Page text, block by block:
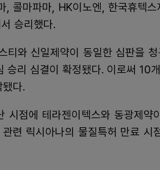
, 콜마파마, HK이노엔, 한국휴텍
승리했다.
티와 신일제약이 동일한 심판을
승리 심결이 확정됐다. 이로써 10
다.
시점에 테라젠이텍스와 동광제약
련 릭시아나의 물질특허 만료 시